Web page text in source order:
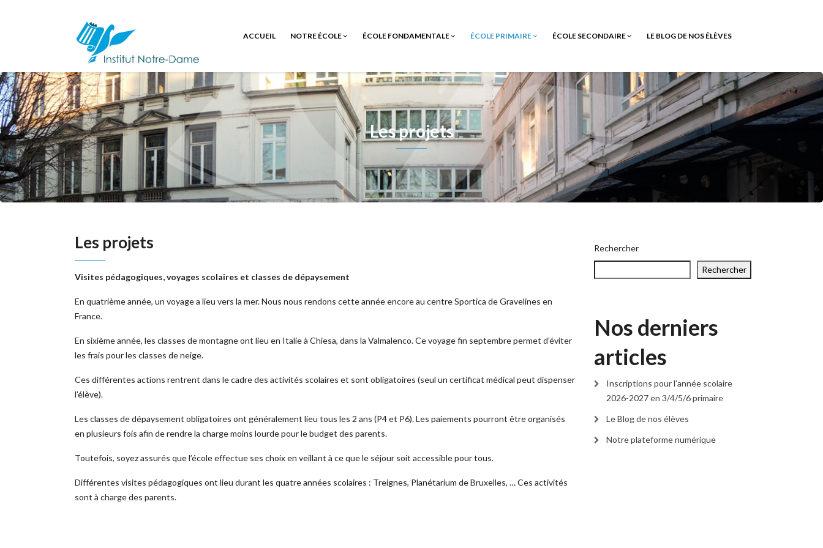
ACCUEIL NOTRE ÉCOLE ÉCOLE FONDAMENTALE ÉCOLE PRIMAIRE ÉCOLE SECONDAIRE LE BLOG DE NOS ÉLÈVES
Les projets
Les projets
Visites pédagogiques, voyages scolaires et classes de dépaysement
En quatrième année, un voyage a lieu vers la mer. Nous nous rendons cette année encore au centre Sportica de Gravelines en
France.
En sixième année, les classes de montagne ont lieu en Italie à Chiesa, dans la Valmalenco. Ce voyage fin septembre permet d’éviter
les frais pour les classes de neige.
Ces différentes actions rentrent dans le cadre des activités scolaires et sont obligatoires (seul un certificat médical peut dispenser
l’élève).
Les classes de dépaysement obligatoires ont généralement lieu tous les 2 ans (P4 et P6). Les paiements pourront être organisés
en plusieurs fois afin de rendre la charge moins lourde pour le budget des parents.
Toutefois, soyez assurés que l’école effectue ses choix en veillant à ce que le séjour soit accessible pour tous.
Différentes visites pédagogiques ont lieu durant les quatre années scolaires : Treignes, Planétarium de Bruxelles, … Ces activités
sont à charge des parents.
Rechercher
Rechercher
Nos derniers
articles
Inscriptions pour l’année scolaire
2026-2027 en 3/4/5/6 primaire
Le Blog de nos élèves
Notre plateforme numérique